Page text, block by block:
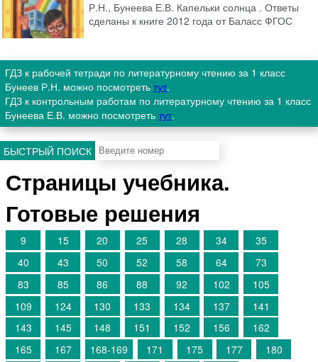
Р.Н., Бунеева Е.В. Капельки солнца . Ответы
сделаны к книге 2012 года от Баласс ФГОС
ГДЗ к рабочей тетради по литературному чтению за 1 класс
Бунеев Р.Н. можно посмотреть тут.
ГДЗ к контрольным работам по литературному чтению за 1 класс
Бунеева Е.В. можно посмотреть тут.
БЫСТРЫЙ ПОИСК
Страницы учебника.
Готовые решения
9 15 20 25 28 34
35
40
43 50 52 58 64
73
83
85 86 88 92 102
105
109
124 130 133 134 137
141
143
145 148 151 152 156
162
165
167 168-169 171 175 177 180